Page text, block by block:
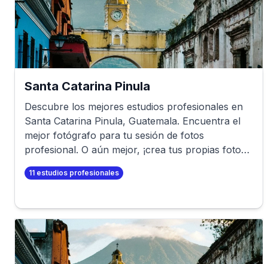
Santa Catarina Pinula
Descubre los mejores estudios profesionales en
Santa Catarina Pinula, Guatemala. Encuentra el
mejor fotógrafo para tu sesión de fotos
profesional. O aún mejor, ¡crea tus propias fotos
profesionales en minutos!
11 estudios profesionales